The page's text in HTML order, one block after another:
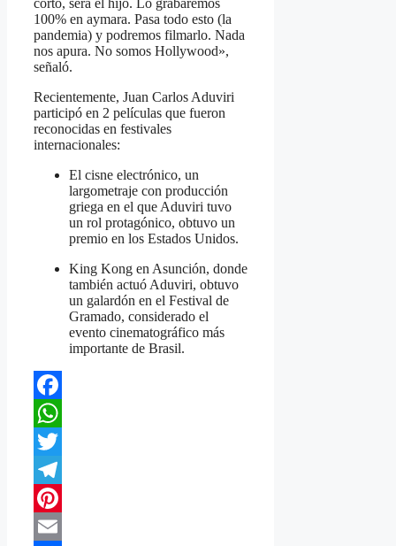
corto, será el hijo. Lo grabaremos
100% en aymara. Pasa todo esto (la
pandemia) y podremos filmarlo. Nada
nos apura. No somos Hollywood»,
señaló.
Recientemente, Juan Carlos Aduviri
participó en 2 películas que fueron
reconocidas en festivales
internacionales:
El cisne electrónico, un
largometraje con producción
griega en el que Aduviri tuvo
un rol protagónico, obtuvo un
premio en los Estados Unidos.
King Kong en Asunción, donde
también actuó Aduviri, obtuvo
un galardón en el Festival de
Gramado, considerado el
evento cinematográfico más
importante de Brasil.
Facebook
WhatsApp
Twitter
Telegram
Pinterest